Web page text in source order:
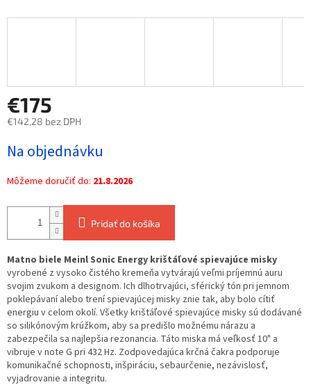
€175
€142,28 bez DPH
cena:
Na objednávku
Môžeme doručiť do: 21.8.2026
Pridať do košíka
Matno biele Meinl Sonic Energy krištáľové spievajúce misky
vyrobené z vysoko čistého kremeňa vytvárajú veľmi príjemnú auru
svojim zvukom a designom. Ich dlhotrvajúci, sférický tón pri jemnom
poklepávaní alebo trení spievajúcej misky znie tak, aby bolo cítiť
energiu v celom okolí. Všetky krištáľové spievajúce misky sú dodávané
so silikónovým krúžkom, aby sa predišlo možnému nárazu a
zabezpečila sa najlepšia rezonancia. Táto miska má veľkosť 10" a
vibruje v note G pri 432 Hz. Zodpovedajúca krčná čakra podporuje
komunikačné schopnosti, inšpiráciu, sebaurčenie, nezávislosť,
vyjadrovanie a integritu.